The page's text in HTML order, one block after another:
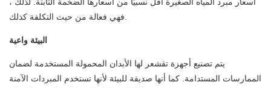
أسعار مبرد المياه الصغيرة أقل نسبيًا من أسعارها الضخمة الثابتة. لذلك ،
فهي فعالة من حيث التكلفة كذلك.
البيئة واعية
يتم تصنيع أجهزة تقشعر لها الأبدان المحمولة المستخدمة لضمان
الممارسات المستدامة. كما أنها صديقة للبيئة لأنها تستخدم المبردات الآمنة